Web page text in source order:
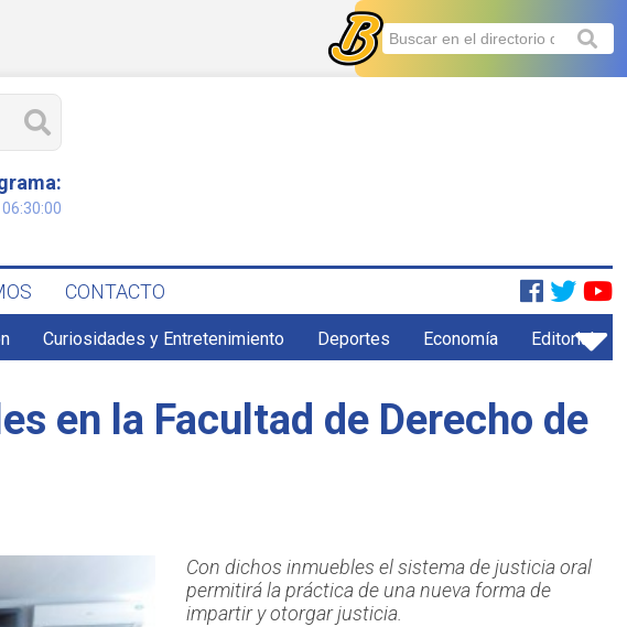
CONTACTO
Curiosidades y Entretenimiento Deportes Economía Editorial
en la Facultad de Derecho de
Con dichos inmuebles el sistema de justicia oral
permitirá la práctica de una nueva forma de
impartir y otorgar justicia.